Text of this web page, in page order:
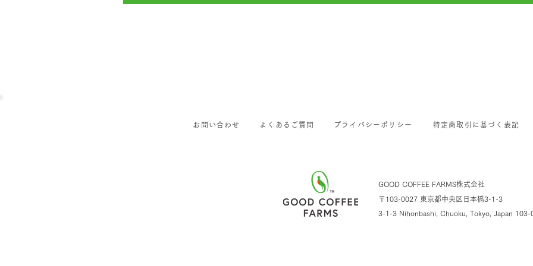
お問い合わせ よくあるご質問 プライバシーポリシー 特定商取引に基づく表記
GOOD COFFEE FARMS株式会社
〒103-0027 東京都中央区日本橋3-1-3
3-1-3 Nihonbashi, Chuoku, Tokyo,
Japan 103-